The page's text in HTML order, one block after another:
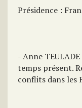
Présidence :
- Anne
temps présent.
conflits dans les